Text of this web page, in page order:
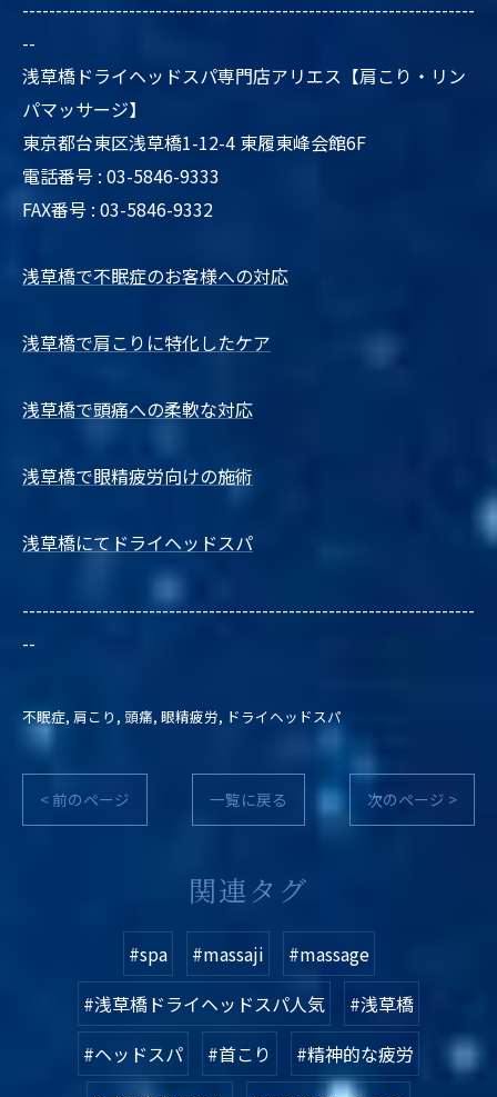
--------------------------------------------------------------------
--
浅草橋ドライヘッドスパ専門店アリエス【肩こり・リン
パマッサージ】
東京都台東区浅草橋1-12-4 東履東峰会館6F
電話番号 : 03-5846-9333
FAX番号 : 03-5846-9332
浅草橋で不眠症のお客様への対応
浅草橋で肩こりに特化したケア
浅草橋で頭痛への柔軟な対応
浅草橋で眼精疲労向けの施術
浅草橋にてドライヘッドスパ
--------------------------------------------------------------------
--
不眠症 肩こり 頭痛 眼精疲労 ドライヘッドスパ
< 前のページ 一覧に戻る 次のページ >
関連タグ
#spa #massaji
#massage
#浅草橋ドライヘッドスパ人気
#浅草橋
#ヘッドスパ
#首こり
#精神的な疲労